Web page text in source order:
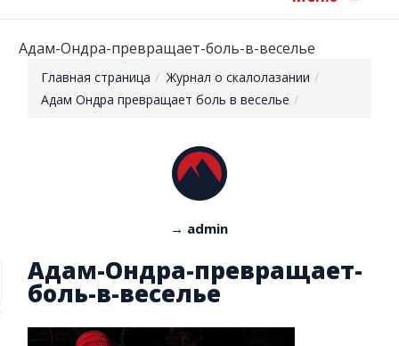
Адам-Ондра-превращает-боль-в-веселье
Главная страница
Журнал о скалолазании
Адам Ондра превращает боль в веселье
→ admin
Адам-Ондра-превращает-
боль-в-веселье